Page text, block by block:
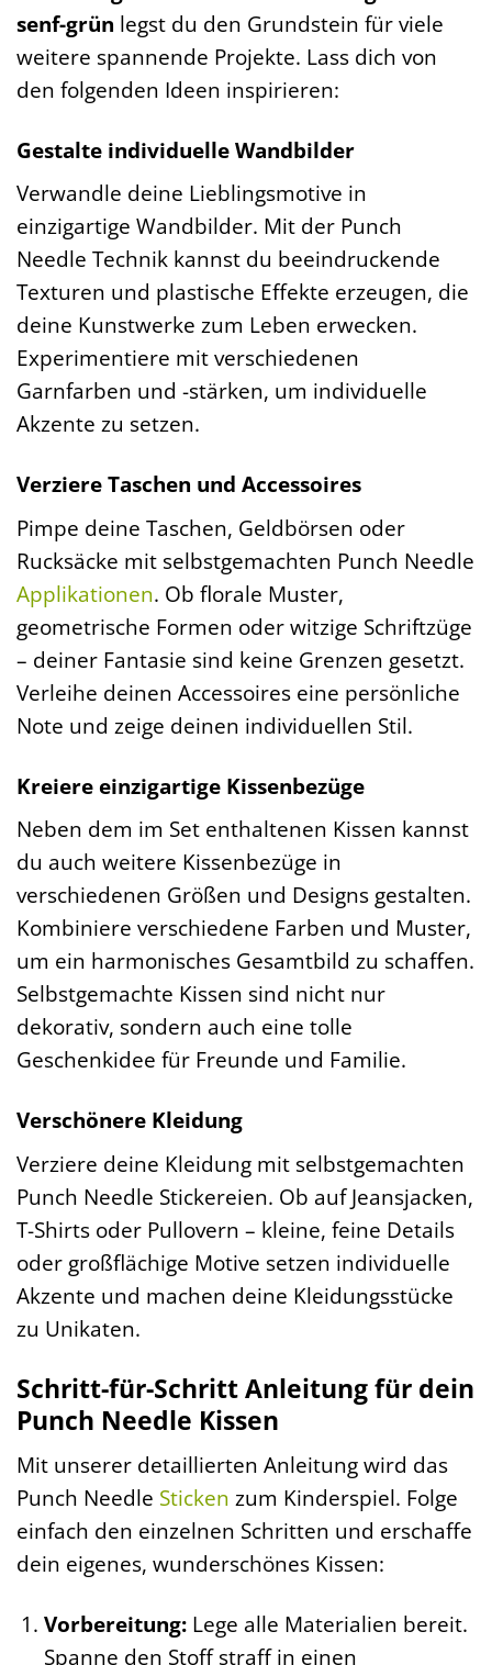
senf-grün legst du den Grundstein für viele
weitere spannende Projekte. Lass dich von
den folgenden Ideen inspirieren:
Gestalte individuelle Wandbilder
Verwandle deine Lieblingsmotive in
einzigartige Wandbilder. Mit der Punch
Needle Technik kannst du beeindruckende
Texturen und plastische Effekte erzeugen, die
deine Kunstwerke zum Leben erwecken.
Experimentiere mit verschiedenen
Garnfarben und -stärken, um individuelle
Akzente zu setzen.
Verziere Taschen und Accessoires
Pimpe deine Taschen, Geldbörsen oder
Rucksäcke mit selbstgemachten Punch Needle
Applikationen. Ob florale Muster,
geometrische Formen oder witzige Schriftzüge
– deiner Fantasie sind keine Grenzen gesetzt.
Verleihe deinen Accessoires eine persönliche
Note und zeige deinen individuellen Stil.
Kreiere einzigartige Kissenbezüge
Neben dem im Set enthaltenen Kissen kannst
du auch weitere Kissenbezüge in
verschiedenen Größen und Designs gestalten.
Kombiniere verschiedene Farben und Muster,
um ein harmonisches Gesamtbild zu schaffen.
Selbstgemachte Kissen sind nicht nur
dekorativ, sondern auch eine tolle
Geschenkidee für Freunde und Familie.
Verschönere Kleidung
Verziere deine Kleidung mit selbstgemachten
Punch Needle Stickereien. Ob auf Jeansjacken,
T-Shirts oder Pullovern – kleine, feine Details
oder großflächige Motive setzen individuelle
Akzente und machen deine Kleidungsstücke
zu Unikaten.
Schritt-für-Schritt Anleitung für dein
Punch Needle Kissen
Mit unserer detaillierten Anleitung wird das
Punch Needle Sticken zum Kinderspiel. Folge
einfach den einzelnen Schritten und erschaffe
dein eigenes, wunderschönes Kissen:
Vorbereitung:Lege alle Materialien bereit.
Spanne den Stoff straff in einen